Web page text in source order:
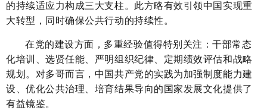
的持续适应力构成三大支柱。此方略有效引领中国实现重
大转型，同时确保公共行动的持续性。
在党的建设方面，多重经验值得特别关注：干部常态
化培训、选贤任能、严明组织纪律、定期绩效评估和战略
规划。对多哥而言，中国共产党的实践为加强制度能力建
设、优化公共治理、培育结果导向的国家发展文化提供了
有益镜鉴。